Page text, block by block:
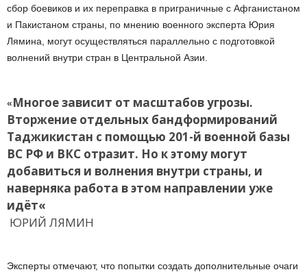
сбор боевиков и их переправка в приграничные с Афганистаном
и Пакистаном страны, по мнению военного эксперта Юрия
Лямина, могут осуществляться параллельно с подготовкой
волнений внутри стран в Центральной Азии.
«Многое зависит от масштабов угрозы.
Вторжение отдельных бандформирований
Таджикистан с помощью 201-й военной базы
ВС РФ и ВКС отразит. Но к этому могут
добавиться и волнения внутри страны, и
наверняка работа в этом направлении уже
идёт«
ЮРИЙ ЛЯМИН
Эксперты отмечают, что попытки создать дополнительные очаги